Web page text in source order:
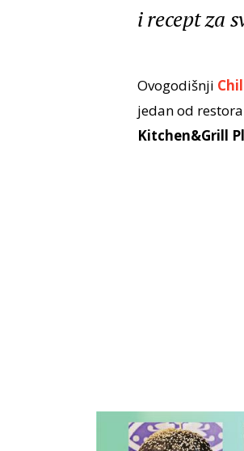
i recept za
Ovogodišnji
jedan od
Kitchen&Grill